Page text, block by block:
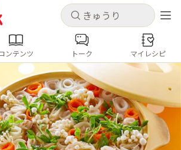
キャンセル
インするとレシピを保存できます
ン 新規登録
キャンセル
コンテンツ
レシピ
なす トマト
とうもろこし
ンテンツ トーク マイレシピ